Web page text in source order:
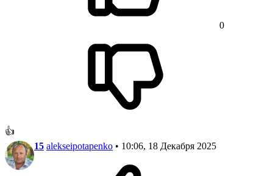
0
👍
15 alekseipotapenko • 10:06, 18 Декабря 2025